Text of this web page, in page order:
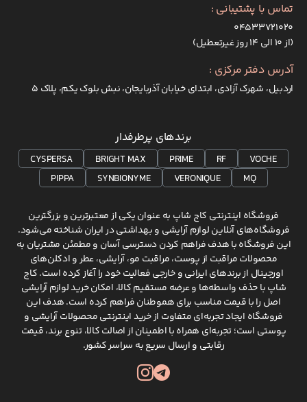
تماس با پشتیبانی :
۰۴۵۳۳۷۲۱۰۲۰
(از ۱۰ الی ۱۴ روز غیرتعطیل)
آدرس دفتر مرکزی :
اردبیل، شهرک آزادی، ابتدای خیابان آذربایجان، نبش بلوک یکم، پلاک 5
برندهای پرطرفدار
VOCHE
RF
PRIME
BRIGHT MAX
CYSPERSA
MQ
VERONIQUE
SYNBIONYME
PIPPA
فروشگاه اینترنتی کاج شاپ به عنوان یکی از معتبرترین و بزرگترین
فروشگاه‌های آنلاین لوازم آرایشی و بهداشتی در ایران شناخته می‌شود.
این فروشگاه با هدف فراهم کردن دسترسی آسان و مطمئن مشتریان به
محصولات مراقبت از پوست، مراقبت مو، آرایشی، عطر و ادکلن‌های
اورجینال از برندهای ایرانی و خارجی فعالیت خود را آغاز کرده است. کاج
شاپ با حذف واسطه‌ها و عرضه مستقیم کالا، امکان خرید لوازم آرایشی
اصل را با قیمت مناسب برای هموطنان فراهم کرده است. هدف این
فروشگاه ایجاد تجربه‌ای متفاوت از خرید اینترنتی محصولات آرایشی و
پوستی است؛ تجربه‌ای همراه با اطمینان از اصالت کالا، تنوع برند، قیمت
رقابتی و ارسال سریع به سراسر کشور.